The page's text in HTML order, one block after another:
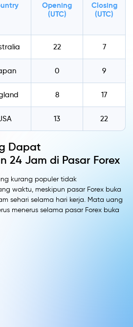
Opening
(UTC)
Closing
(UTC)
22 7
0 9
8 17
13 22
Dapat
24 Jam di Pasar Forex
kurang populer tidak
waktu, meskipun pasar Forex buka
sehari selama hari kerja. Mata uang
menerus selama pasar Forex buka